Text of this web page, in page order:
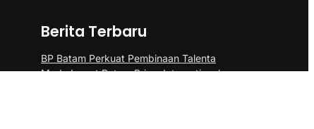
Berita Terbaru
BP Batam Perkuat Pembinaan Talenta
Muda Lewat Batam Prime International